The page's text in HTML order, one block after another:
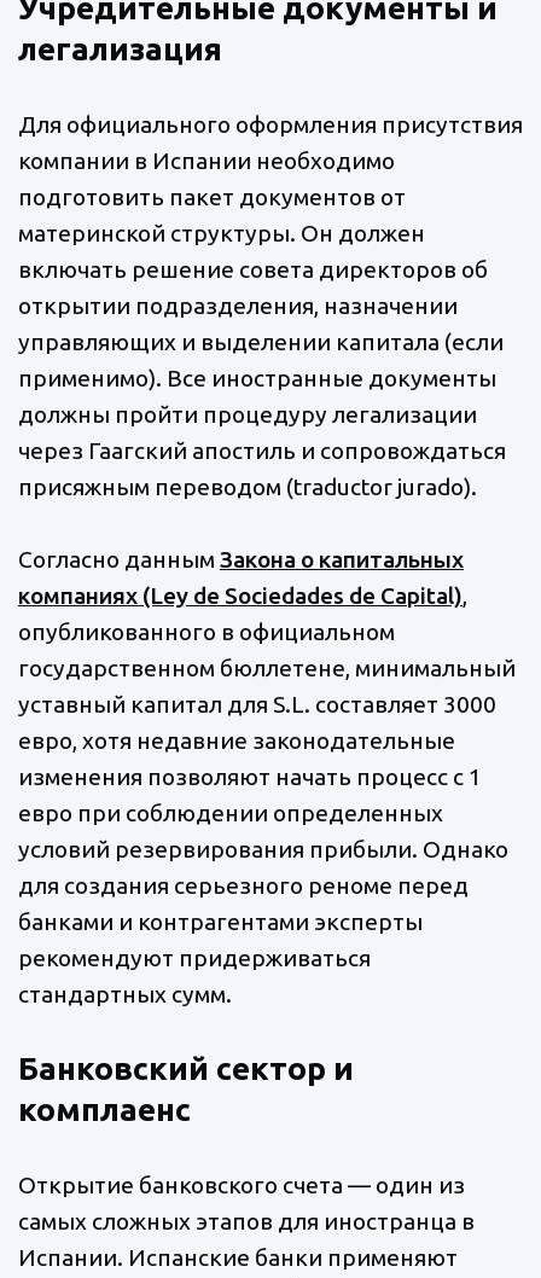
Учредительные документы и
легализация
Для официального оформления присутствия
компании в Испании необходимо
подготовить пакет документов от
материнской структуры. Он должен
включать решение совета директоров об
открытии подразделения, назначении
управляющих и выделении капитала (если
применимо). Все иностранные документы
должны пройти процедуру легализации
через Гаагский апостиль и сопровождаться
присяжным переводом (traductor jurado).
Согласно данным Закона о капитальных
компаниях (Ley de Sociedades de Capital),
опубликованного в официальном
государственном бюллетене, минимальный
уставный капитал для S.L. составляет 3000
евро, хотя недавние законодательные
изменения позволяют начать процесс с 1
евро при соблюдении определенных
условий резервирования прибыли. Однако
для создания серьезного реноме перед
банками и контрагентами эксперты
рекомендуют придерживаться
стандартных сумм.
Банковский сектор и
комплаенс
Открытие банковского счета — один из
самых сложных этапов для иностранца в
Испании. Испанские банки применяют